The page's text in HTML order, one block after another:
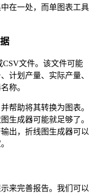
在一处，而单图表工具
CSV文件。该文件可能
计划产量、实际产量、
称。
帮助将其转换为图表。
生成器可能就足够了。
出，折线图生成器可以
来完善报告。我们可以